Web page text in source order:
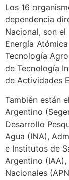
Los 16
dependencia
Nacional, son
Energía
Tecnología
de Tecnología
de Actividades
También están
Argentino
Desarrollo
Agua (INA),
e Institutos de
Argentino
Nacionales